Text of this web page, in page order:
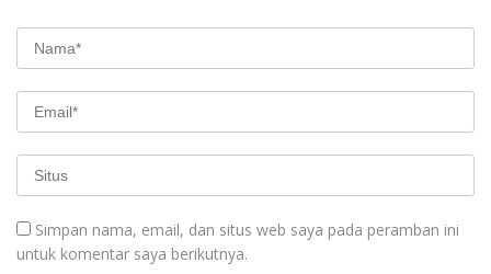
Simpan nama, email, dan situs web saya pada peramban ini
untuk komentar saya berikutnya.